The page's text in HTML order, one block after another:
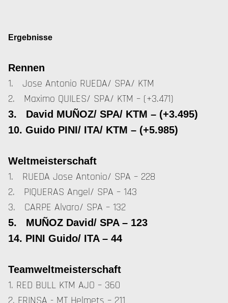
Ergebnisse
Rennen
1. Jose Antonio RUEDA/ SPA/ KTM
2. Maximo QUILES/ SPA/ KTM – (+3.471)
3. David MUÑOZ/ SPA/ KTM – (+3.495)
10. Guido PINI/ ITA/ KTM – (+5.985)
Weltmeisterschaft
1. RUEDA Jose Antonio/ SPA – 228
2. PIQUERAS Angel/ SPA – 143
3. CARPE Alvaro/ SPA – 132
5. MUÑOZ David/ SPA – 123
14. PINI Guido/ ITA – 44
Teamweltmeisterschaft
1. RED BULL KTM AJO – 360